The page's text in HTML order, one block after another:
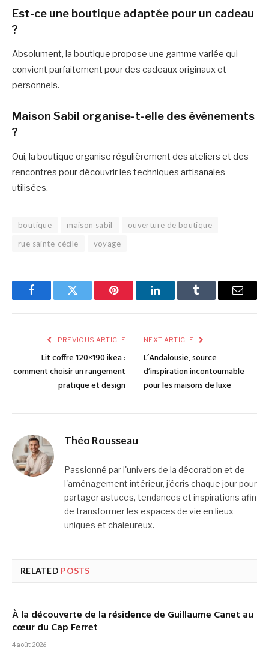
Est-ce une boutique adaptée pour un cadeau
?
Absolument, la boutique propose une gamme variée qui
convient parfaitement pour des cadeaux originaux et
personnels.
Maison Sabil organise-t-elle des événements
?
Oui, la boutique organise régulièrement des ateliers et des
rencontres pour découvrir les techniques artisanales
utilisées.
boutique maison sabil
ouverture de boutique
rue sainte-cécile
voyage
FacebookTwitter Pinterest LinkedInTumblr Email
PREVIOUS ARTICLE
Lit coffre 120×190 ikea :
comment choisir un rangement
pratique et design
NEXT ARTICLE
L’Andalousie, source
d’inspiration incontournable
pour les maisons de luxe
Théo Rousseau
Passionné par l'univers de la décoration et de
l'aménagement intérieur, j'écris chaque jour pour
partager astuces, tendances et inspirations afin
de transformer les espaces de vie en lieux
uniques et chaleureux.
RELATED POSTS
À la découverte de la résidence de Guillaume Canet au
cœur du Cap Ferret
4 août 2026